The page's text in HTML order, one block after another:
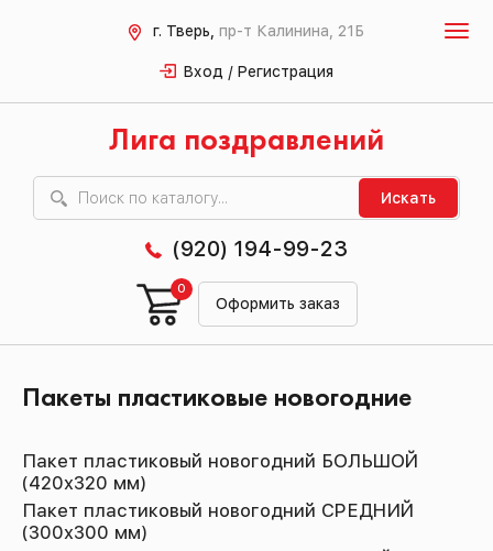
г. Тверь, пр-т Калинина, 21Б
Вход / Регистрация
Лига поздравлений
Искать
(920) 194-99-23
Оформить заказ
0
Пакеты пластиковые новогодние
Пакет пластиковый новогодний БОЛЬШОЙ
(420х320 мм)
Пакет пластиковый новогодний СРЕДНИЙ
(300х300 мм)